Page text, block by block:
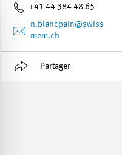
+41 44 384 48 65
n.blancpain@swiss
mem.ch
Partager